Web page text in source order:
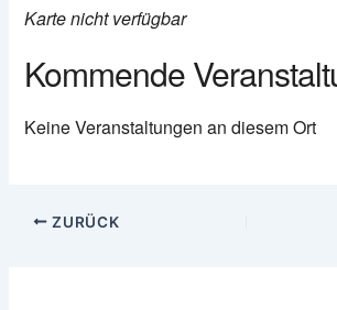
Karte nicht verfügbar
Kommende
Keine Veranstaltungen an diesem Ort
ZURÜCK